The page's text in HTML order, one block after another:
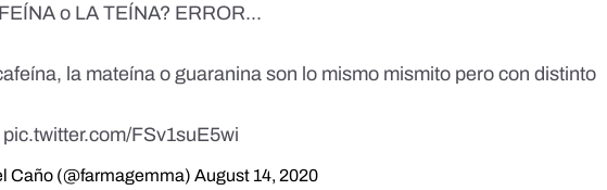
o LA TEÍNA? ERROR...
la mateína o guaranina son lo mismo mismito pero con distinto
pic.twitter.com/FSv1suE5wi
Caño (@farmagemma)August 14, 2020